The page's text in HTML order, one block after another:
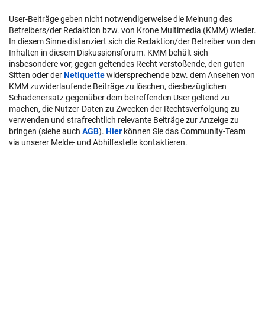
User-Beiträge geben nicht notwendigerweise die Meinung des
Betreibers/der Redaktion bzw. von Krone Multimedia (KMM) wieder.
In diesem Sinne distanziert sich die Redaktion/der Betreiber von den
Inhalten in diesem Diskussionsforum. KMM behält sich
insbesondere vor, gegen geltendes Recht verstoßende, den guten
Sitten oder derNetiquettewidersprechende bzw. dem Ansehen von
KMM zuwiderlaufende Beiträge zu löschen, diesbezüglichen
Schadenersatz gegenüber dem betreffenden User geltend zu
machen, die Nutzer-Daten zu Zwecken der Rechtsverfolgung zu
verwenden und strafrechtlich relevante Beiträge zur Anzeige zu
bringen (siehe auch AGB). Hier können Sie das Community-Team
via unserer Melde- und Abhilfestelle kontaktieren.